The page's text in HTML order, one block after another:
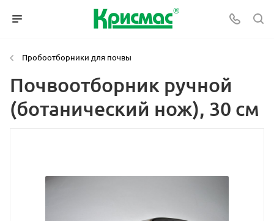
Пробоотборники для почвы
Почвоотборник ручной
(ботанический нож), 30 см